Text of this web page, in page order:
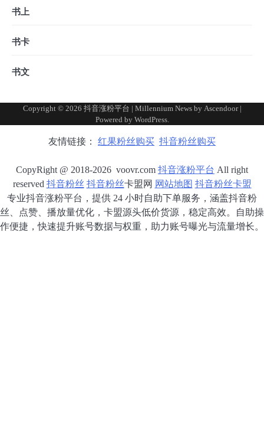
书上
书卡
书文
Copyright © 2026 抖音涨粉平台 | Millennium News by Ascendoor|
Powered by WordPress.
友情链接： 红果粉丝购买 抖音粉丝购买
CopyRight @ 2018-2026 voovr.com 抖音涨粉平台 All right
reserved 抖音粉丝 抖音粉丝卡盟网 网站地图 抖音粉丝卡盟
专业抖音涨粉平台，提供 24 小时自助下单服务，涵盖抖音粉
丝、点赞、播放量优化，卡盟源头低价货源，稳定高效。自助操
作便捷，快速提升账号数据与权重，助力账号曝光与流量增长。